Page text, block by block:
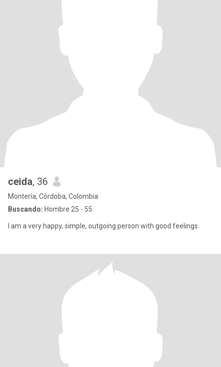
ceida, 36
Montería, Córdoba, Colombia
Buscando: Hombre 25 - 55
I am a very happy, simple, outgoing person with good feelings.